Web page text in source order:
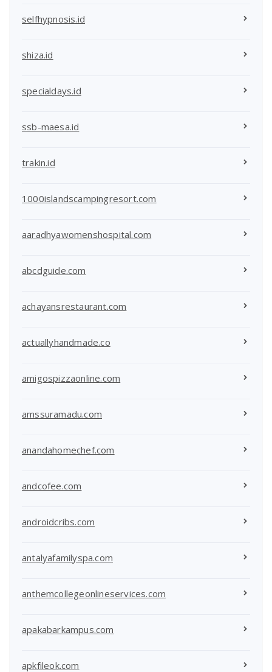
selfhypnosis.id
shiza.id
specialdays.id
ssb-maesa.id
trakin.id
1000islandscampingresort.com
aaradhyawomenshospital.com
abcdguide.com
achayansrestaurant.com
actuallyhandmade.co
amigospizzaonline.com
amssuramadu.com
anandahomechef.com
andcofee.com
androidcribs.com
antalyafamilyspa.com
anthemcollegeonlineservices.com
apakabarkampus.com
apkfileok.com